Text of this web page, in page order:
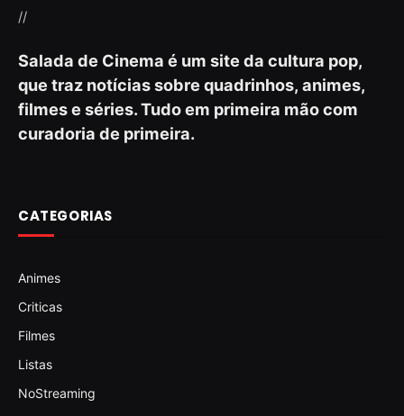
//
Salada de Cinema é um site da cultura pop,
que traz notícias sobre quadrinhos, animes,
filmes e séries. Tudo em primeira mão com
curadoria de primeira.
CATEGORIAS
Animes
Criticas
Filmes
Listas
NoStreaming